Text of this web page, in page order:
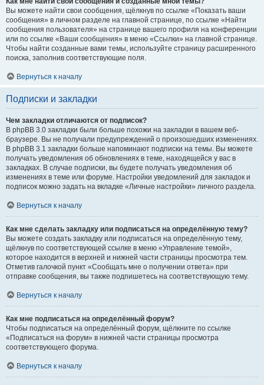
Вы можете найти свои сообщения, щёлкнув по ссылке «Показать ваши
сообщения» в личном разделе на главной странице, по ссылке «Найти
сообщения пользователя» на странице вашего профиля на конференции
или по ссылке «Ваши сообщения» в меню «Ссылки» на главной странице.
Чтобы найти созданные вами темы, используйте страницу расширенного
поиска, заполнив соответствующие поля.
Вернуться к началу
Подписки и закладки
Чем закладки отличаются от подписок?
В phpBB 3.0 закладки были больше похожи на закладки в вашем веб-
браузере. Вы не получали предупреждений о произошедших изменениях.
В phpBB 3.1 закладки больше напоминают подписки на темы. Вы можете
получать уведомления об обновлениях в теме, находящейся у вас в
закладках. В случае подписки, вы будете получать уведомления об
изменениях в теме или форуме. Настройки уведомлений для закладок и
подписок можно задать на вкладке «Личные настройки» личного раздела.
Вернуться к началу
Как мне сделать закладку или подписаться на определённую тему?
Вы можете создать закладку или подписаться на определённую тему,
щёлкнув по соответствующей ссылке в меню «Управление темой»,
которое находится в верхней и нижней части страницы просмотра тем.
Отметив галочкой пункт «Сообщать мне о получении ответа» при
отправке сообщения, вы также подпишетесь на соответствующую тему.
Вернуться к началу
Как мне подписаться на определённый форум?
Чтобы подписаться на определённый форум, щёлкните по ссылке
«Подписаться на форум» в нижней части страницы просмотра
соответствующего форума.
Вернуться к началу